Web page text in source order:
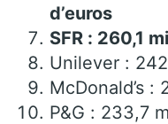
d’euros
SFR : 260,1
Unilever :
McDonald’s :
P&G : 233,7